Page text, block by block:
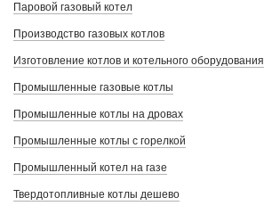
Паровой газовый котел
Производство газовых котлов
Изготовление котлов и котельного оборудования
Промышленные газовые котлы
Промышленные котлы на дровах
Промышленные котлы с горелкой
Промышленный котел на газе
Твердотопливные котлы дешево